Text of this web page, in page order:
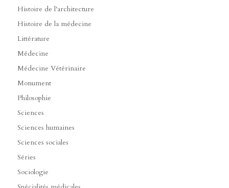
Histoire de l'architecture
Histoire de la médecine
Littérature
Médecine
Médecine Vétérinaire
Monument
Philosophie
Sciences
Sciences humaines
Sciences sociales
Séries
Sociologie